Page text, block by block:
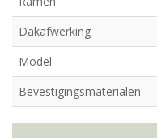
Dakafwerking
Model
Bevestigingsmaterialen